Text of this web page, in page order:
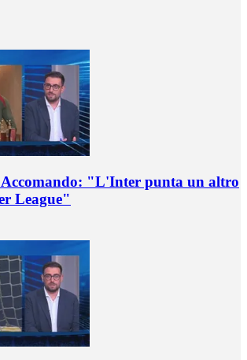
Accomando: "L'Inter punta un altro
League"